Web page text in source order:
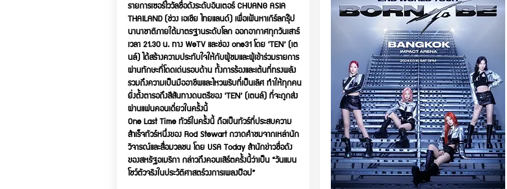
รายการเซอร์ไววัลชื่อดังระดับอินเตอร์ CHUANG ASIA
THAILAND (ช่วง เอเชีย ไทยแลนด์) เพื่อเฟ้นหาเกิร์ลกรุ๊ป
นานาชาติภายใต้มาตรฐานระดับโลก ออกอากาศทุกวันเสาร์
เวลา 21.30 น. ทาง WeTV และช่อง one31 โดย ‘TEN’ (เต
นล์) ได้สร้างความประทับใจให้กับผู้ชมและผู้เข้าร่วมรายการ
ผ่านทักษะที่โดดเด่นรอบด้าน ทั้งการร้องและเต้นที่ทรงพลัง
รวมถึงความเป็นมืออาชีพและไหวพริบที่เป็นเลิศ ทำให้ทุกคน
ยิ่งตั้งตารอถึงสีสันทางดนตรีของ ‘TEN’ (เตนล์) ที่จะถูกส่ง
ผ่านแฟนคอนเดี่ยวในครั้งนี้
One Last Time ทัวร์ในครั้งนี้ ถือเป็นทัวร์ที่ประสบความ
สำเร็จทัวร์หนึ่งของ Rod Stewart กวาดคำชมจากเหล่านัก
วิจารณ์และสื่อมวลชน โดย USA Today สำนักข่าวชื่อดัง
ของสหรัฐอเมริกา กล่าวถึงคอนเสิร์ตครั้งนี้ว่าเป็น “วันแมน
โชว์ตัวจริงในประวัติศาสตร์วงการเพลงป๊อป”